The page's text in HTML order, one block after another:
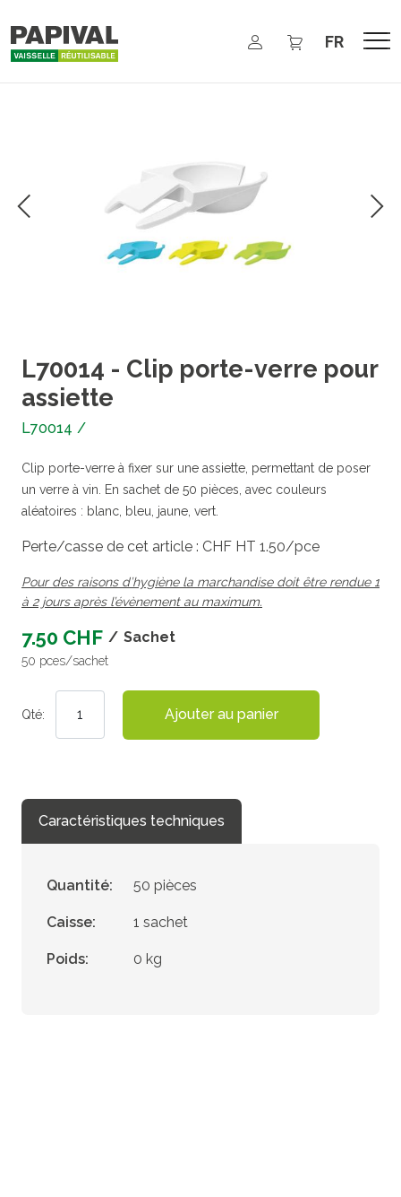
Select your
L70014 - Clip porte-verre pour
assiette
L70014 /
Clip porte-verre à fixer sur une assiette, permettant de poser
un verre à vin. En sachet de 50 pièces, avec couleurs
aléatoires : blanc, bleu, jaune, vert.
Perte/casse de cet article : CHF HT 1.50/pce
Pour des raisons d’hygiène la marchandise doit être rendue 1
à 2 jours après l’évènement au maximum.
7.50 CHF / Sachet
50 pces/sachet
Qté: Ajouter au panier
Caractéristiques techniques
Quantité: 50 pièces
Caisse: 1 sachet
Poids: 0 kg